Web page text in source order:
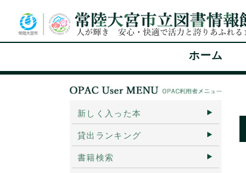
ホーム
新しく入った本
貸出ランキング
書籍検索